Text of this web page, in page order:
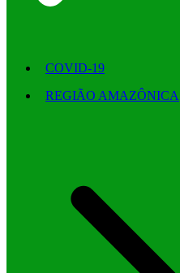
COVID-19
REGIÃO AMAZÔNICA